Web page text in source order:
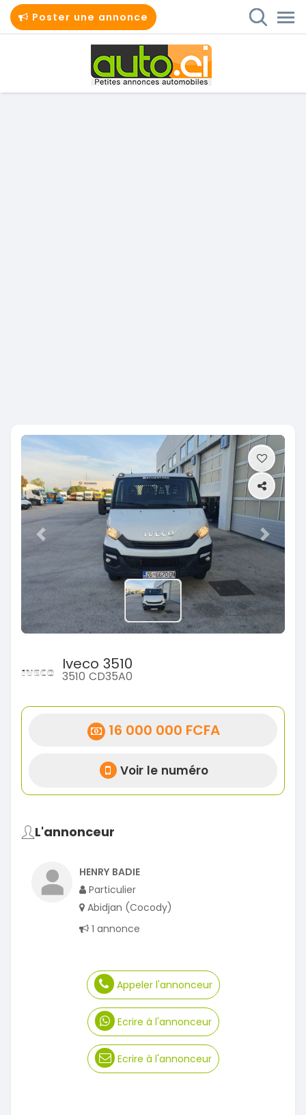
Poster une annonce
Previous Next
Iveco 3510
3510 CD35A0
16 000 000 FCFA
Voir le numéro
L'annonceur
HENRY BADIE
Particulier
Abidjan (Cocody)
1 annonce
Appeler l'annonceur
Ecrire à l'annonceur
Ecrire à l'annonceur